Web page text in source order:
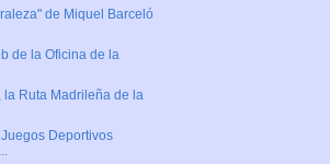
de Miquel Barceló
de la Oficina de la
la Ruta Madrileña de la
Deportivos